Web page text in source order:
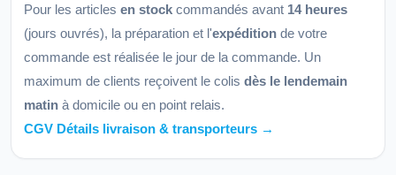
Pour les articles en stock commandés avant 14 heures
(jours ouvrés), la préparation et l'expédition de votre
commande est réalisée le jour de la commande. Un
maximum de clients reçoivent le colis dès le lendemain
matin à domicile ou en point relais.
CGV Détails livraison & transporteurs →